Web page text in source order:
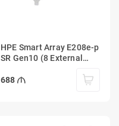
HPE Smart Array E208e-p
SR Gen10 (8 External
SAS PCIe Plug-in
688